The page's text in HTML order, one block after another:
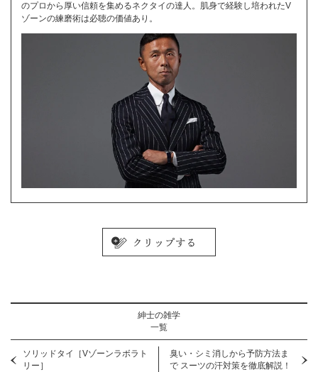
のプロから厚い信頼を集めるネクタイの達人。肌身で経験し培われたV
ゾーンの練磨術は必聴の価値あり。
紳士の雑学
一覧
ソリッドタイ［Vゾーンラボラト
リー］
臭い・シミ消しから予防方法ま
で スーツの汗対策を徹底解説！